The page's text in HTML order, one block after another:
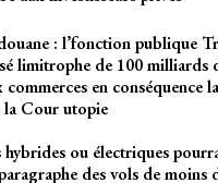
: l’fonction publique
limitrophe de 100 milliards
en conséquence la
la Cour utopie
hybrides ou électriques
des vols de moins